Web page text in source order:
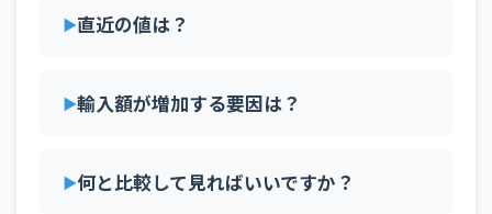
直近の値は？
輸入額が増加する要因は？
何と比較して見ればいいですか？